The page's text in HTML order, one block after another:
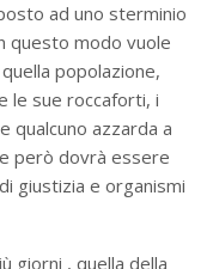
ad uno sterminio
questo modo vuole
popolazione,
le sue roccaforti, i
qualcuno azzarda a
però dovrà essere
giustizia e organismi
giorni , quella della